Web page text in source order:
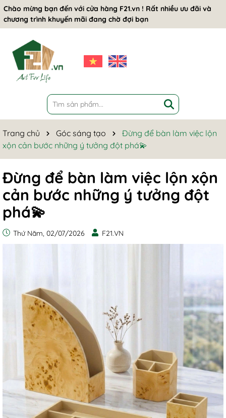
Chào mừng bạn đến với cửa hàng F21.vn ! Rất nhiều ưu đãi và
chương trình khuyến mãi đang chờ đợi bạn
Trang chủ Góc sáng tạo
Đừng để bàn làm việc lộn
xộn cản bước những ý tưởng đột phá💫
Đừng để bàn làm việc lộn xộn
cản bước những ý tưởng đột
phá💫
Thứ Năm, 02/07/2026 F21.VN